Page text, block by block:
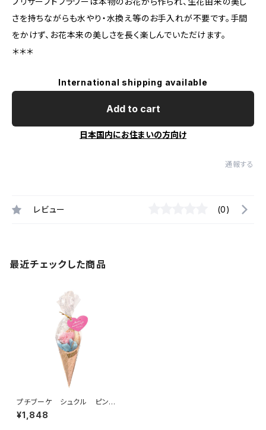
さを持ちながらも水やり・水換え等のお手入れが不要です。手間
をかけず、お花本来の美しさを長く楽しんでいただけます。
＊＊＊
International shipping available
Add to cart
日本国内にお住まいの方向け
通報する
レビュー (0)
最近チェックした商品
プチブーケ シュクル ピン
ク B37920
¥1,848